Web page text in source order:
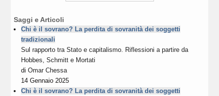
Saggi e Articoli
Chi è il sovrano? La perdita di sovranità dei soggetti
tradizionali
Sul rapporto tra Stato e capitalismo. Riflessioni a partire da
Hobbes, Schmitt e Mortati
diOmar Chessa
14 Gennaio 2025
Chi è il sovrano? La perdita di sovranità dei soggetti